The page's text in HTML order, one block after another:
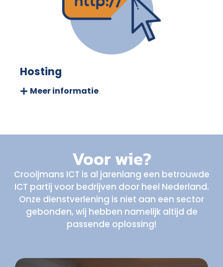
Hosting
Meer informatie
Voor wie?
Crooijmans ICT is al jarenlang een betrouwde
ICT partij voor bedrijven door heel Nederland.
Onze dienstverlening is niet aan een sector
gebonden, wij hebben namelijk altijd de
passende oplossing!